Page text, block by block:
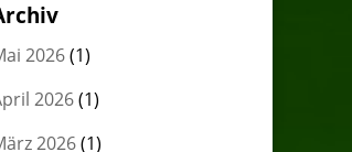
2026(1)
2026(1)
2026(1)